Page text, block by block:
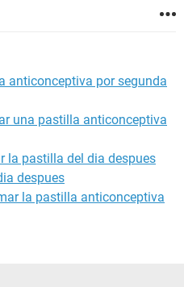
anticonceptiva por segunda
una pastilla anticonceptiva
la pastilla del dia despues
despues
la pastilla anticonceptiva